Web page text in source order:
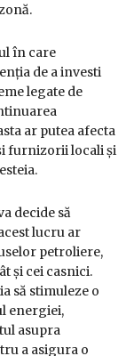
în care
de a investi
legate de
ar putea afecta
furnizorii locali și
decide să
lucru ar
petroliere,
și cei casnici.
să stimuleze o
energiei,
asupra
a asigura o